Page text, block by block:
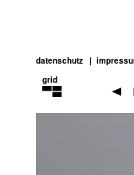
datenschutz
grid
jens